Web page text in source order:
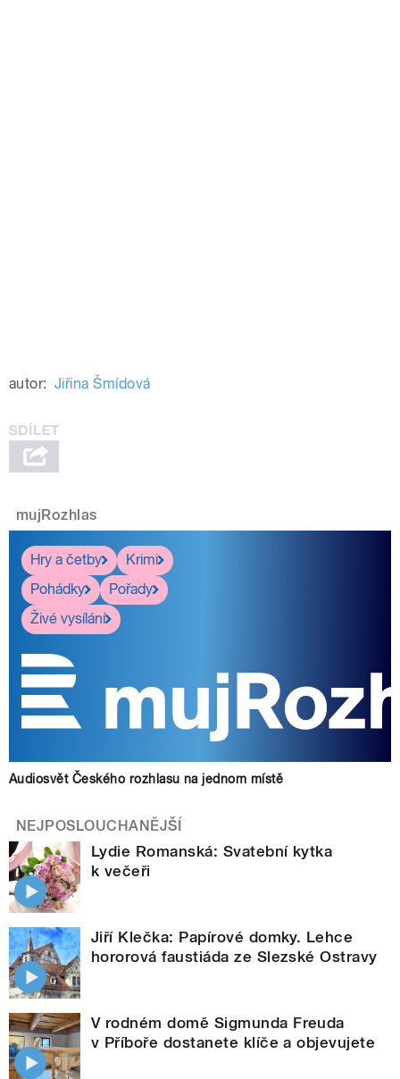
autor: Jiřina Šmídová
mujRozhlas
Hry a četby
Krimi
Pohádky
Pořady
Živé vysílání
Audiosvět Českého rozhlasu na jednom místě
NEJPOSLOUCHANĚJŠÍ
Lydie Romanská: Svatební kytka
k večeři
Jiří Klečka: Papírové domky. Lehce
hororová faustiáda ze Slezské Ostravy
V rodném domě Sigmunda Freuda
v Příboře dostanete klíče a objevujete